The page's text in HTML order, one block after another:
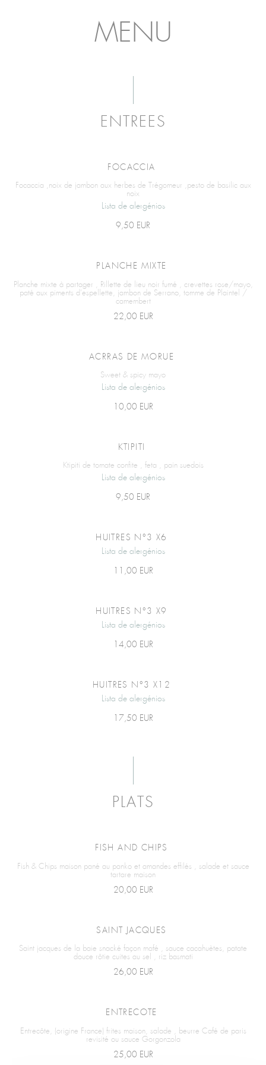
MENU
ENTREES
FOCACCIA
Focaccia ,noix de jambon aux herbes de Trégomeur ,pesto de basilic aux
noix
Lista de alergénios
9,50 EUR
PLANCHE MIXTE
Planche mixte à partager , Rillette de lieu noir fumé , crevettes rose/mayo,
paté aux piments d’espellette, jambon de Serrano, tomme de Plaintel /
camembert
22,00 EUR
ACRRAS DE MORUE
Sweet & spicy mayo
Lista de alergénios
10,00 EUR
KTIPITI
Ktipiti de tomate confite , feta , pain suedois
Lista de alergénios
9,50 EUR
HUITRES N°3 X6
Lista de alergénios
11,00 EUR
HUITRES N°3 X9
Lista de alergénios
14,00 EUR
HUITRES N°3 X12
Lista de alergénios
17,50 EUR
PLATS
FISH AND CHIPS
Fish & Chips maison pané au panko et amandes effilés , salade et sauce
tartare maison
20,00 EUR
SAINT JACQUES
Saint jacques de la baie snacké façon mafé , sauce cacahuètes, patate
douce rôtie cuites au sel , riz basmati
26,00 EUR
ENTRECOTE
Entrecôte, (origine France) frites maison, salade , beurre Café de paris
revisité ou sauce Gorgonzola
25,00 EUR